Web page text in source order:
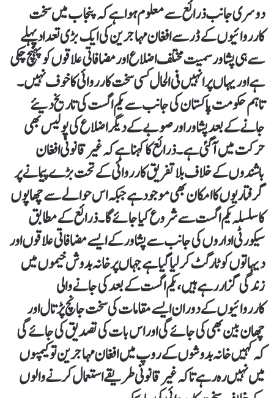
دوسری جانب ذرائع سے معلوم ہوا ہے کہ پنجاب میں سخت
کارروائیوں کے ڈر سے افغان مہاجرین کی ایک بڑی تعداد پہلے
سے ہی پشاور سمیت مختلف اضلاع اور مضافاتی علاقوں کو پہنچ چکی
ہے اور یہاں پر انہیں فی الحال کسی سخت کارروائی کا خوف نہیں۔
تاہم حکومت پاکستان کی جانب سے یکم اگست کی تاریخ دیئے
جانے کے بعد پشاور اور صوبے کے دیگر اضلاع کی پولیس بھی
حرکت میں آگئی ہے۔ ذرائع کا کہنا ہے کہ غیر قانونی افغان
باشندوں کے خلاف بلاتفریق کارروائی کے تحت بڑے پیمانے پر
گرفتاریوں کا امکان بھی موجود ہے جبکہ اس حوالے سے چھاپوں
کا سلسلہ یکم اگست سے شروع کیا جائے گا۔ ذرائع کے مطابق
سیکورٹی اداروں کی جانب سے پشاور کے ایسے مضافاتی علاقوں اور
دیہاتوں کو ٹارگٹ کر لیا گیا ہے جہاں پر خانہ بدوش خیموں میں
زندگی گزار رہے ہیں، یکم اگست کے بعد کی جانے والی
کارروائیوں کے دوران ایسے مقامات کی سخت جانچ پڑتال اور
چھان بین بھی کی جائے گی اور اس بات کی تصدیق کی جائے گی
کہ کہیں خانہ بدوشوں کے روپ میں افغان مہاجرین تو کیمپوں
میں نہیں رہ رہے تا کہ غیر قانونی طریقے استعمال کرنے والوں